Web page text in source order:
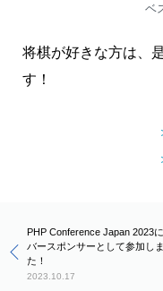
ベ
将棋が好きな方は、
す！
PHP Conference Japan 2023
バースポンサーとして参加し
た！
2023.10.17